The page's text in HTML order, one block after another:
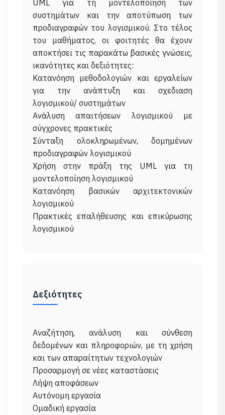
UML για τη μοντελοποίηση των
συστημάτων και την αποτύπωση των
προδιαγραφών του λογισμικού. Στο τέλος
του μαθήματος, οι φοιτητές θα έχουν
αποκτήσει τις παρακάτω βασικές γνώσεις,
ικανότητες και δεξιότητες:
Κατανόηση μεθοδολογιών και εργαλείων
για την ανάπτυξη και σχεδιαση
λογισμικού/ συστημάτων
Ανάλυση απαιτήσεων λογισμικού με
σύγχρονες πρακτικές
Σύνταξη ολοκληρωμένων, δομημένων
προδιαγραφών λογισμικού
Χρήση στην πράξη της UML για τη
μοντελοποίηση λογισμικού
Κατανόηση βασικών αρχιτεκτονικών
λογισμικού
Πρακτικές επαλήθευσης και επικύρωσης
Δεξιότητες
Αναζήτηση, ανάλυση και σύνθεση
δεδομένων και πληροφοριών, με τη χρήση
και των απαραίτητων τεχνολογιών
Προσαρμογή σε νέες καταστάσεις
Λήψη αποφάσεων
Αυτόνομη εργασία
Ομαδική εργασία